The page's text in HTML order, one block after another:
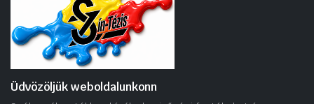
Üdvözöljük weboldalunkonn